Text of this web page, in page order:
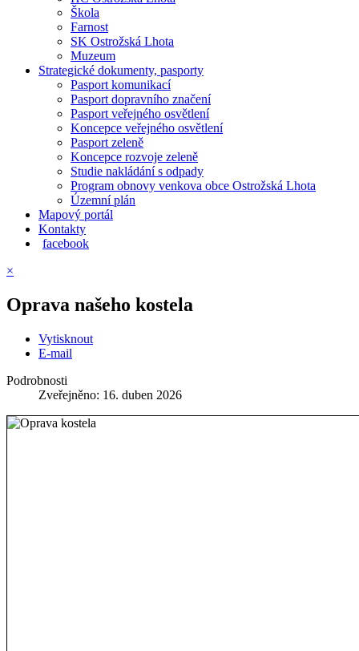
Škola
Farnost
SK Ostrožská Lhota
Muzeum
Strategické dokumenty, pasporty
Pasport komunikací
Pasport dopravního značení
Pasport veřejného osvětlení
Koncepce veřejného osvětlení
Pasport zeleně
Koncepce rozvoje zeleně
Studie nakládání s odpady
Program obnovy venkova obce Ostrožská Lhota
Územní plán
Mapový portál
Kontakty
facebook
×
Oprava našeho kostela
Vytisknout
E-mail
Podrobnosti
Zveřejněno: 16. duben 2026